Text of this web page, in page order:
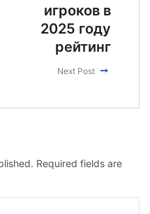
игроков в
2025 году
рейтинг
Next Post
Required fields are